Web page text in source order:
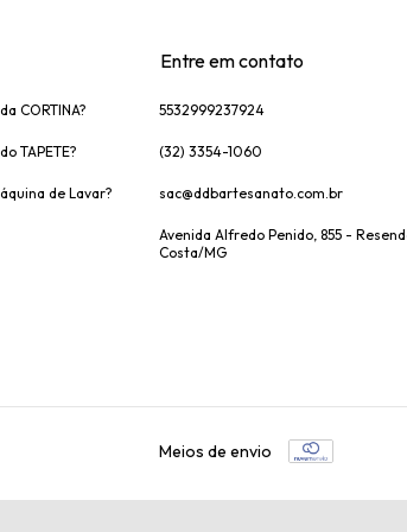
CORTINA?
TAPETE?
de Lavar?
Entre em contato
5532999237924
(32) 3354-1060
sac@ddbartesanato.com.br
Avenida Alfredo Penido, 855 -
Costa/MG
Meios de envio